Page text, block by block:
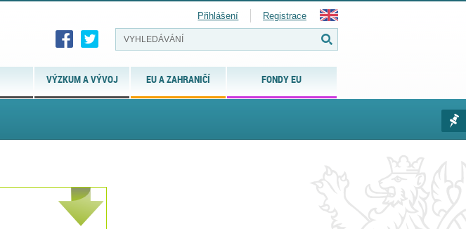
VÝZKUM A VÝVOJ EU A ZAHRANIČÍ FONDY EU
Přihlášení Registrace